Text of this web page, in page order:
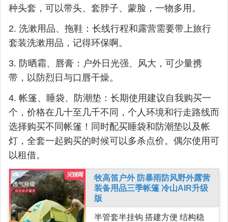
种头套，可以带头、套脖子、蒙脸，一物多用。
2. 洗漱用品、拖鞋：长线行程和露营需要带上旅行
套装洗漱用品，记得环保啊。
3. 防晒霜、唇膏：户外日光强、风大，可少量携
带，以防烈日与口唇干燥。
4. 帐篷、睡袋、防潮垫：长期使用建议自我购买一
个，价格在几十至几千不同，个人环境和行走路线而
选择购买不同帐篷！同时配买睡袋和防潮垫以及帐
灯，全套一起购买的时候可以多杀点价。偶尔使用可
以租借。
牧高笛户外 防暴雨防风野外露营
装备用品三季帐篷 冷山AIR升级
版
半管套半挂钩 搭建方便 结构稳